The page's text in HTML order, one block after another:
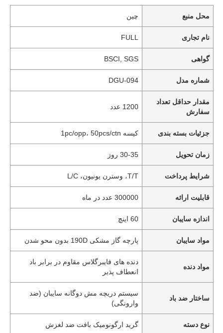
محل منبع چین
نام تجاری FULL
گواهی BSCI, SGS
شماره مدل DGU-094
مقدار حداقل تعداد
سفارش
1200 عدد
جزئیات بسته بندی کیسه 1pc/opp، 50pcs/ctn
زمان تحویل 30-35 روز
شرایط پرداخت T/T، وسترن یونیون، L/C
قابلیت ارائه 300000 عدد در ماه
اندازه سایبان 60 اینچ
مواد سایبان پارچه گاز مشکی 190D بدون محو شدن
مواد دنده
دنده های فایبرگلاس مقاوم در برابر باد
انعطاف پذیر
ساختار ضد باد
سیستم دریچه مش دوگانه سایبان (ضد
وارونگی)
نوع دسته گرید ارگونومیک بافت ضد لغزش